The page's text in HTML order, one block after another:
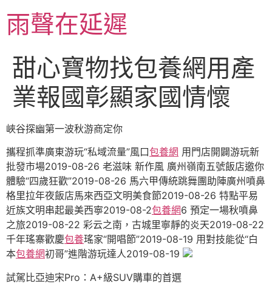
至
主雨聲在延遲
甜心寶物找包養網用產
業報國彰顯家國情懷
峽谷探幽第一波秋游商定你
攜程抓準廣東游玩“私域流量”風口包養網 用門店開闢游玩新
批發市場2019-08-26 老滋味 新作風 廣州嶺南五號飯店邀你
體驗“四歲狂歡”2019-08-26 馬六甲傳統跳舞團助陣廣州噴鼻
格里拉年夜飯店馬來西亞文明美食節2019-08-26 特點平易
近族文明串起最美西寧2019-08-2包養網6 預定一場秋噴鼻
之旅2019-08-22 彩云之南，古城里寧靜的炎天2019-08-22
千年瑤寨歡慶包養瑤家“開唱節”2019-08-19 用對技能從“白
本包養網初哥”進階游玩達人2019-08-19
試駕比亞迪宋Pro：A+級SUV購車的首選